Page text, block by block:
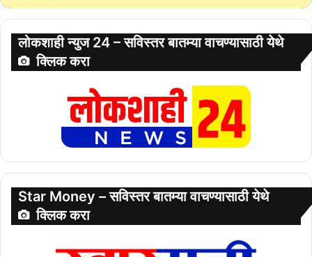
लोकशाही न्युज 24 – सविस्तर बातम्या वाचण्यासाठी येथे
क्लिक करा
Star Money – सविस्तर बातम्या वाचण्यासाठी येथे
क्लिक करा